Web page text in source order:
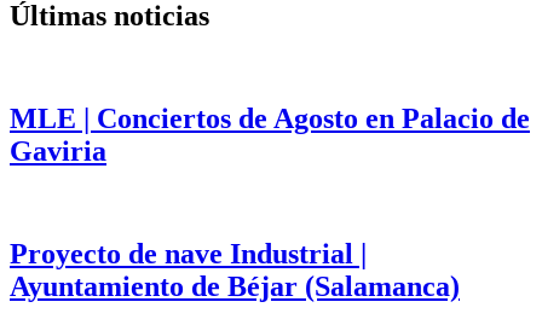
Últimas noticias
MLE | Conciertos de Agosto en Palacio de
Gaviria
Proyecto de nave Industrial |
Ayuntamiento de Béjar (Salamanca)